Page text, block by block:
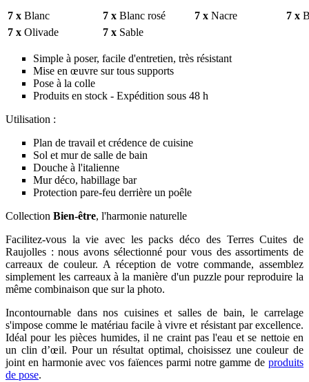
7 x Blanc 7 x Blanc rosé 7 x Nacre 7 x
7 x Olivade 7 x Sable
Simple à poser, facile d'entretien, très résistant
Mise en œuvre sur tous supports
Pose à la colle
Produits en stock - Expédition sous 48 h
Utilisation :
Plan de travail et crédence de cuisine
Sol et mur de salle de bain
Douche à l'italienne
Mur déco, habillage bar
Protection pare-feu derrière un poêle
Collection Bien-être, l'harmonie naturelle
Facilitez-vous la vie avec les packs déco des Terres Cuites de
Raujolles : nous avons sélectionné pour vous des assortiments de
carreaux de couleur. A réception de votre commande, assemblez
simplement les carreaux à la manière d'un puzzle pour reproduire la
même combinaison que sur la photo.
Incontournable dans nos cuisines et salles de bain, le carrelage
s'impose comme le matériau facile à vivre et résistant par excellence.
Idéal pour les pièces humides, il ne craint pas l'eau et se nettoie en
un clin d’œil. Pour un résultat optimal, choisissez une couleur de
joint en harmonie avec vos faïences parmi notre gamme de produits
de pose.